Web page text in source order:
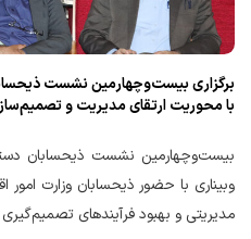
برگزاری بیست‌وچهارمین نشست
با محوریت ارتقای مدیریت و
بیست‌وچهارمین نشست ذیحسابان
وبیناری با حضور ذیحسابان وزارت امور
مدیریتی و بهبود فرآیندهای تصمیم‌گیری